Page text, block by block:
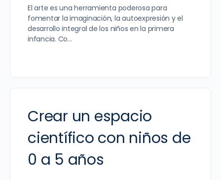
El arte es una herramienta poderosa para
fomentar la imaginación, la autoexpresión y el
desarrollo integral de los niños en la primera
infancia. Co…
Crear un espacio
científico con niños de
0 a 5 años